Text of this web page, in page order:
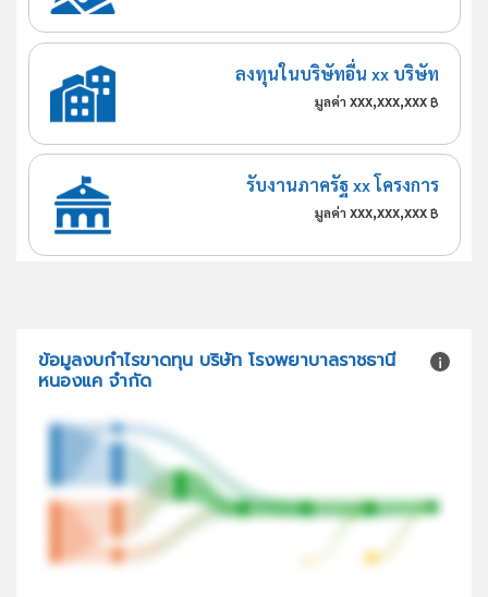
ลงทุนในบริษัทอื่น xx บริษัท
มูลค่า xxx,xxx,xxx ฿
รับงานภาครัฐ xx โครงการ
มูลค่า xxx,xxx,xxx ฿
ข้อมูลงบกำไรขาดทุน บริษัท โรงพยาบาลราชธานี
หนองแค จำกัด